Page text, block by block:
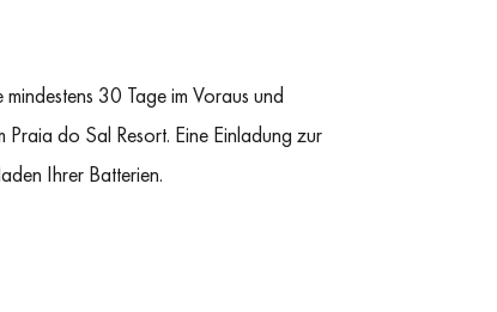
30 Tage im Voraus und
do Sal Resort. Eine Einladung zur
Ihrer Batterien.